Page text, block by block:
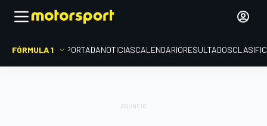
FÓRMULA 1 PORTADANOTICIASCALENDARIORESULTADOS